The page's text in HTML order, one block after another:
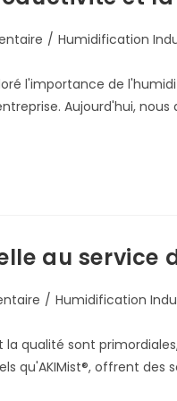
/ Humidification
l'importance de
Aujourd'hui,
au service
/ Humidification
qualité sont
qu'AKIMist®, offrent des